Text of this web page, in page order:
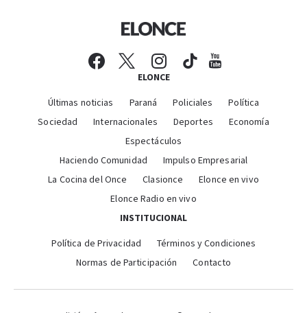
ELONCE
Últimas noticias Paraná Policiales
Política
Sociedad
Internacionales Deportes
Economía
Espectáculos
Haciendo Comunidad
Impulso Empresarial
La Cocina del Once
Clasionce
Elonce en vivo
Elonce Radio en vivo
INSTITUCIONAL
Política de Privacidad
Términos y Condiciones
Normas de Participación
Contacto